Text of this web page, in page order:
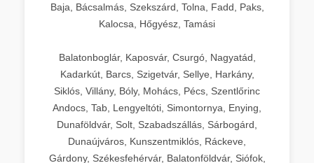
Baja, Bácsalmás, Szekszárd, Tolna, Fadd, Paks,
Kalocsa, Hőgyész, Tamási
Balatonboglár, Kaposvár, Csurgó, Nagyatád,
Kadarkút, Barcs, Szigetvár, Sellye, Harkány,
Siklós, Villány, Bóly, Mohács, Pécs, Szentlőrinc
Andocs, Tab, Lengyeltóti, Simontornya, Enying,
Dunaföldvár, Solt, Szabadszállás, Sárbogárd,
Dunaújváros, Kunszentmiklós, Ráckeve,
Gárdony, Székesfehérvár, Balatonföldvár, Siófok,